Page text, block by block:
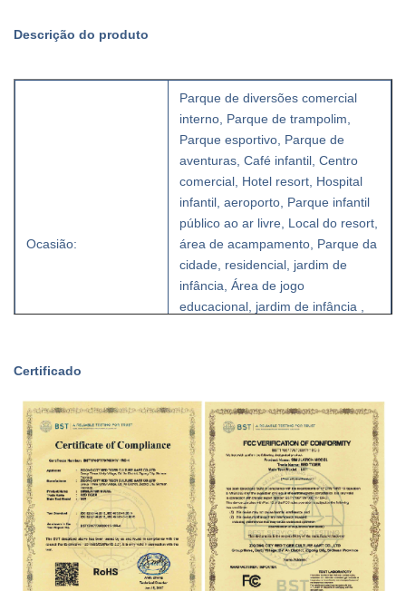
Descrição do produto
Ocasião:
Parque de diversões comercial
interno, Parque de trampolim,
Parque esportivo, Parque de
aventuras, Café infantil, Centro
comercial, Hotel resort, Hospital
infantil, aeroporto, Parque infantil
público ao ar livre, Local do resort,
área de acampamento, Parque da
cidade, residencial, jardim de
infância, Área de jogo
educacional, jardim de infância ,
Lugar de origem: Sichuan, China
Número do modelo: gato falante
Modelo:
árvore falante animatrônica para
venda
Nome do Produto:
Animais Animatrônicos Gato
Falante à Venda
Certificado